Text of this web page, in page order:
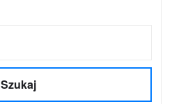
Szukaj